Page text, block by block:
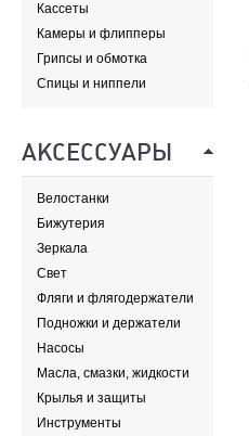
Кассеты
Камеры и флипперы
Грипсы и обмотка
Спицы и ниппели
АКСЕССУАРЫ
Велостанки
Бижутерия
Зеркала
Свет
Фляги и флягодержатели
Подножки и держатели
Насосы
Масла, смазки, жидкости
Крылья и защиты
Инструменты